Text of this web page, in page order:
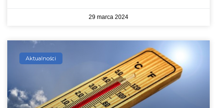
29 marca 2024
Aktualności